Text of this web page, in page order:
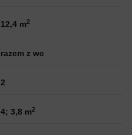
12,4 m2
razem z wc
2
4; 3,8 m2